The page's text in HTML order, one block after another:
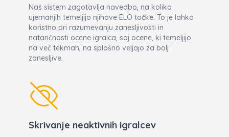
Naš sistem zagotavlja navedbo, na koliko
ujemanjih temeljijo njihove ELO točke. To je lahko
koristno pri razumevanju zanesljivosti in
natančnosti ocene igralca, saj ocene, ki temeljijo
na več tekmah, na splošno veljajo za bolj
zanesljive.
Skrivanje neaktivnih igralcev